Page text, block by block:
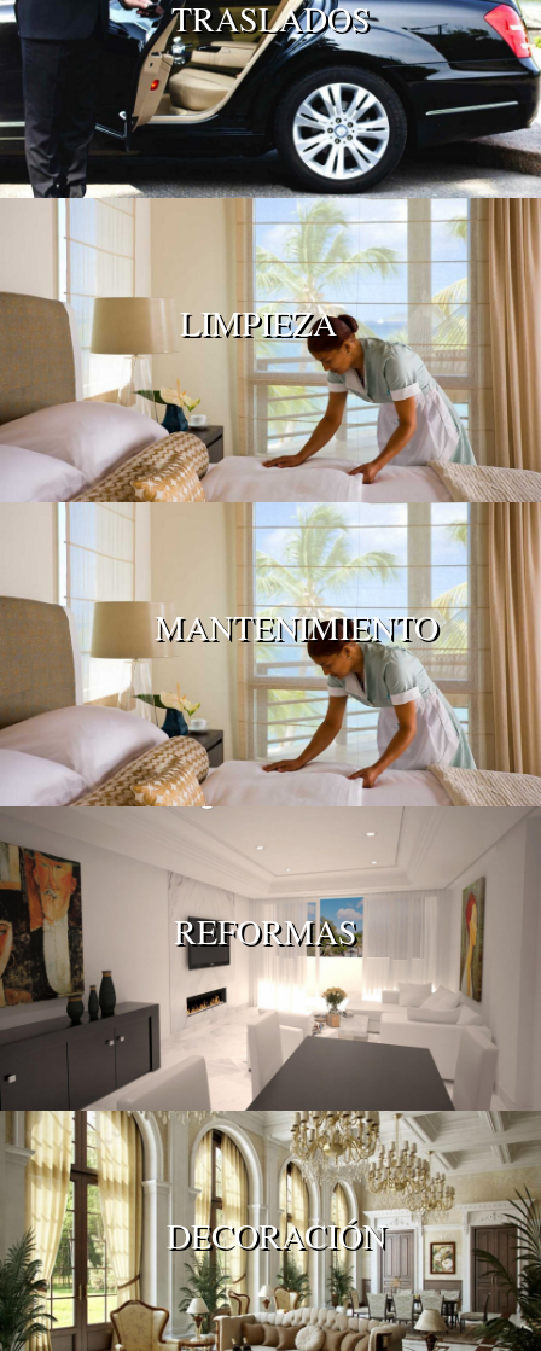
TRASLADOS
LIMPIEZA
MANTENIMIENTO
REFORMAS
DECORACIÓN